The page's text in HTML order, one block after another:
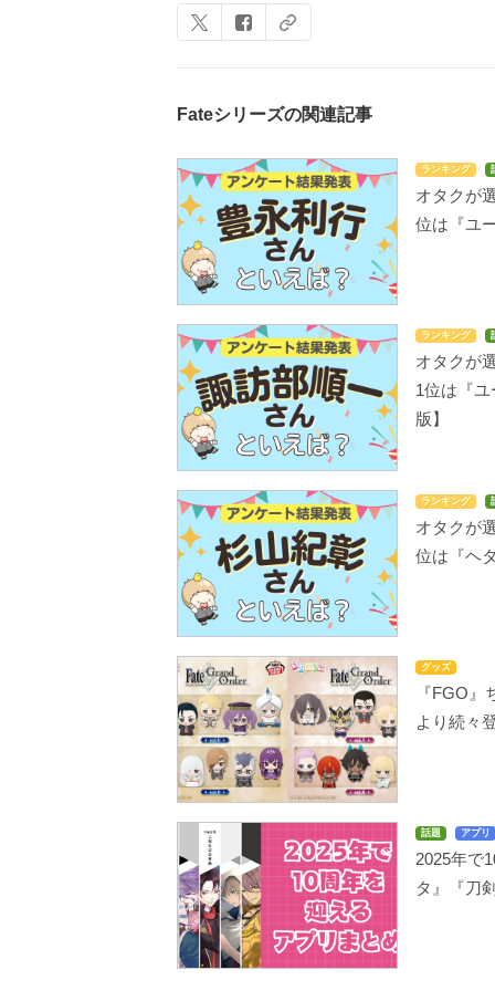
Fateシリーズの関連記事
ランキング
オタクが
位は『ユ
ランキング
オタクが
1位は『
版】
ランキング
オタクが
位は『ヘ
グッズ
『FGO
より続々
話題 アプリ
2025年で
タ』『刀